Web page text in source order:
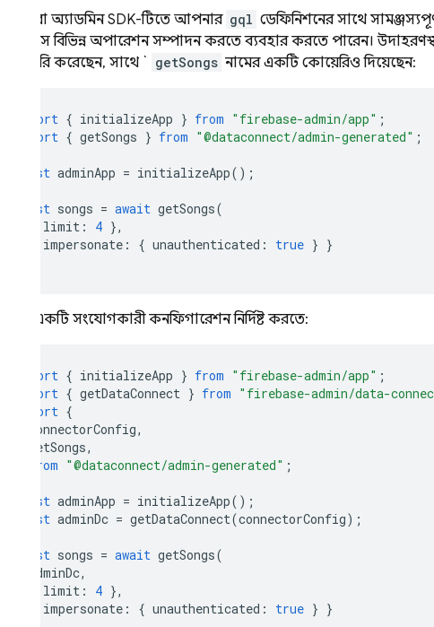
তৈরি করা অ্যাডমিন SDK-টিতে আপনার gql ডেফিনিশনের সাথে
ডেটাবেসে বিভিন্ন অপারেশন সম্পাদন করতে ব্যবহার করতে পারেন।
SDK তৈরি করেছেন, সাথে ` getSongs নামের একটি কোয়েরিও দিয়েছেন:
import { initializeApp } from "firebase-admin/app" ;
import { getSongs } from "@dataconnect/admin-generated" ;
const adminApp = initializeApp();
const songs = await getSongs(
limit : 4 },
impersonate : { unauthenticated : true } }
অথবা, একটি সংযোগকারী কনফিগারেশন নির্দিষ্ট করতে:
import { initializeApp } from "firebase-admin/app" ;
import { getDataConnect } from "firebase-admin/data-
import {
connectorConfig,
getSongs,
from "@dataconnect/admin-generated" ;
const adminApp = initializeApp();
const adminDc = getDataConnect(connectorConfig);
const songs = await getSongs(
adminDc,
limit : 4 },
impersonate : { unauthenticated : true } }